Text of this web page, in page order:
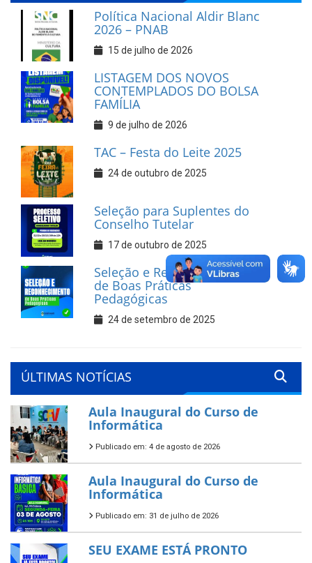
Política Nacional Aldir Blanc
2026 – PNAB
15 de julho de 2026
LISTAGEM DOS NOVOS
CONTEMPLADOS DO BOLSA
FAMÍLIA
9 de julho de 2026
TAC – Festa do Leite 2025
24 de outubro de 2025
Seleção para Suplentes do
Conselho Tutelar
17 de outubro de 2025
Seleção e Reconhecimento
de Boas Práticas
Pedagógicas
24 de setembro de 2025
ÚLTIMAS NOTÍCIAS
Aula Inaugural do Curso de
Informática
Publicado em: 4 de agosto de 2026
Aula Inaugural do Curso de
Informática
Publicado em: 31 de julho de 2026
SEU EXAME ESTÁ PRONTO